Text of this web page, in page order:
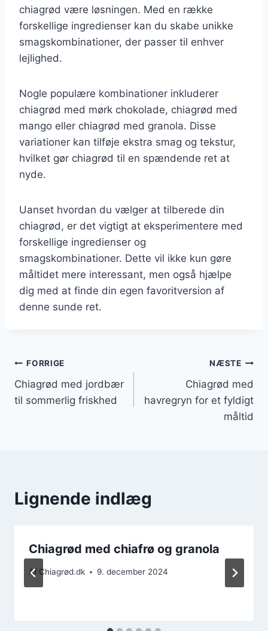
chiagrød være løsningen. Med en række
forskellige ingredienser kan du skabe unikke
smagskombinationer, der passer til enhver
lejlighed.
Nogle populære kombinationer inkluderer
chiagrød med mørk chokolade, chiagrød med
mango eller chiagrød med granola. Disse
variationer kan tilføje ekstra smag og tekstur,
hvilket gør chiagrød til en spændende ret at
nyde.
Uanset hvordan du vælger at tilberede din
chiagrød, er det vigtigt at eksperimentere med
forskellige ingredienser og
smagskombinationer. Dette vil ikke kun gøre
måltidet mere interessant, men også hjælpe
dig med at finde din egen favoritversion af
denne sunde ret.
Indlægsnavigation
FORRIGE
Chiagrød med jordbær
til sommerlig friskhed
NÆSTE
Chiagrød med
havregryn for et fyldigt
måltid
Lignende indlæg
Chiagrød med chiafrø og granola
Af Chiagrød.dk 9. december 2024